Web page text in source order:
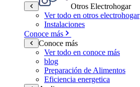
Otros Electrohogar
Ver todo en otros electrohogar
Instalaciones
Conoce más
Conoce más
Ver todo en conoce más
blog
Preparación de Alimentos
Eficiencia energetica